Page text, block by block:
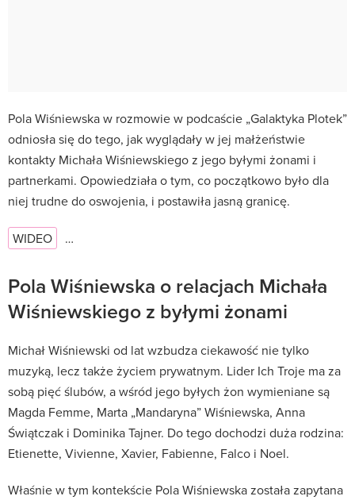
Pola Wiśniewska w rozmowie w podcaście „Galaktyka Plotek”
odniosła się do tego, jak wyglądały w jej małżeństwie
kontakty Michała Wiśniewskiego z jego byłymi żonami i
partnerkami. Opowiedziała o tym, co początkowo było dla
niej trudne do oswojenia, i postawiła jasną granicę.
WIDEO …
Pola Wiśniewska o relacjach Michała
Wiśniewskiego z byłymi żonami
Michał Wiśniewski od lat wzbudza ciekawość nie tylko
muzyką, lecz także życiem prywatnym. Lider Ich Troje ma za
sobą pięć ślubów, a wśród jego byłych żon wymieniane są
Magda Femme, Marta „Mandaryna” Wiśniewska, Anna
Świątczak i Dominika Tajner. Do tego dochodzi duża rodzina:
Etienette, Vivienne, Xavier, Fabienne, Falco i Noel.
Właśnie w tym kontekście Pola Wiśniewska została zapytana